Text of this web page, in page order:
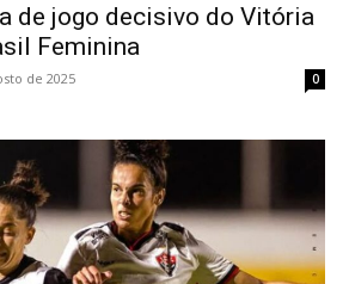
de jogo decisivo do Vitória
Feminina
de 2025 0